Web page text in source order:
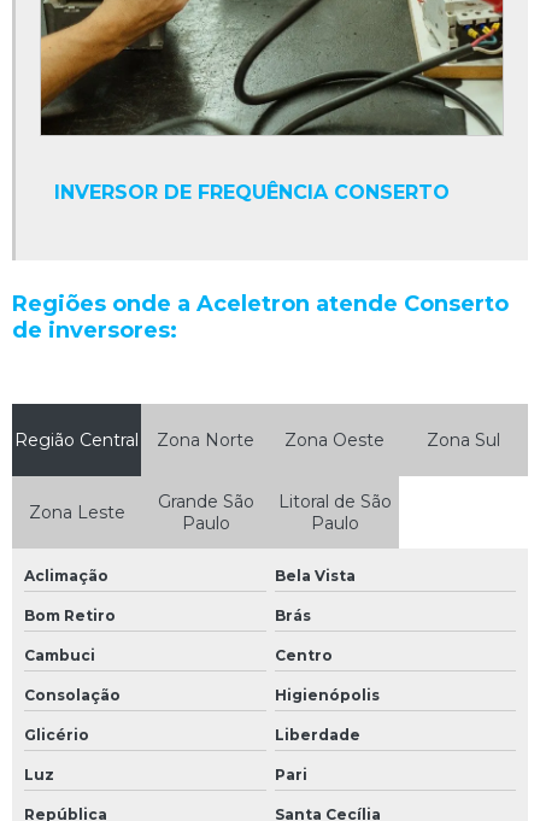
Limpeza de equipamentos eletrônicos
Manutenção clp
Manutenção de drivers
Manutenção de encoder
Manutenção de equipamentos eletrônicos
Manutenção de máquinas industriais
Manutenção de nobreak sp
Manutenção de placas eletrônicas
Manutenção de plc
Manutenção de servo motor
Manutenção e reparação de equipamentos eletrônicos e ópticos
Manutenção eletroeletrônica
Manutenção eletronica industrial
Manutenção em ihm
Manutenção equipamentos eletrônicos industriais
INVERSOR DE FREQUÊNCIA CONSERTO
Regiões onde a Aceletron atende Conserto
de inversores:
Região Central Zona Norte Zona Oeste Zona Sul
Zona Leste
Grande São
Paulo
Litoral de São
Paulo
Aclimação Bela Vista
Bom Retiro Brás
Cambuci Centro
Consolação Higienópolis
Glicério Liberdade
Luz Pari
República Santa Cecília